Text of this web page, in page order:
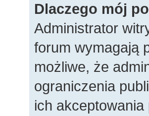
Dlaczego mój
Administrator
forum wymagają
możliwe, że
ograniczenia
ich